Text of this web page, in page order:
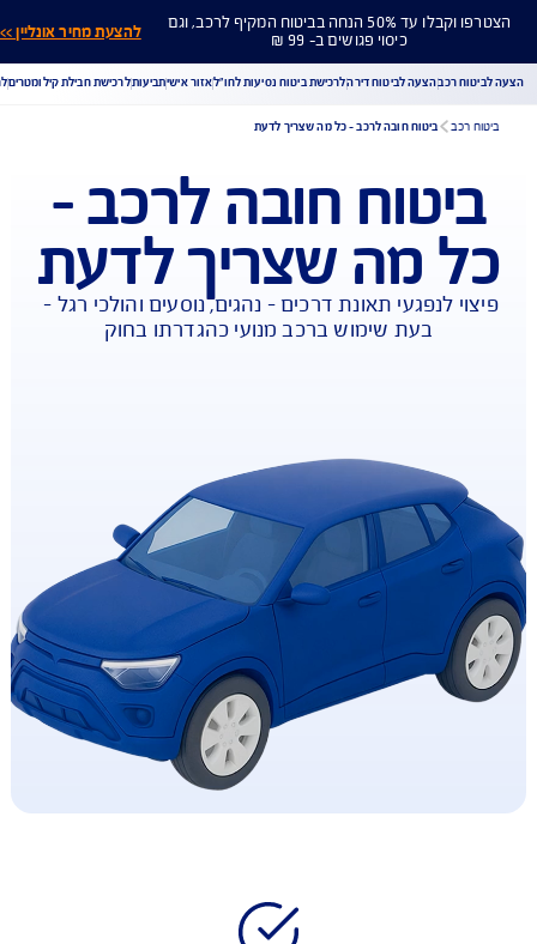
הצטרפו וקבלו עד 50% הנחה בביטוח המקיף לרכב, וגם
כיסוי פגושים ב- 99 ₪ להצעת מחיר אונליין >>
הורדת מסמכי ביטוח רכב
הצעת מחיר לביטוח רכב
מחיר לביטוח דירה
ביטוח נסיעות לחו"ל
ביטוח בריאות
תביעת רכב
רכישת חבילת קילומטרים רכישת ביטוח יומי
רכב הצעה לביטוח דירה לרכישת ביטוח נסיעות לחו"ל אזור אישי תביעות לרכישת חבילת קילומטרים
חובה לרכב –
מה שצריך לדעת
לנפגעי תאונת דרכים – נהגים, נוסעים והולכי רגל –